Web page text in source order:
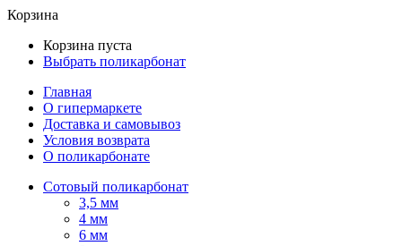
Корзина
Корзина пуста
Выбрать поликарбонат
Главная
О гипермаркете
Доставка и самовывоз
Условия возврата
О поликарбонате
Сотовый поликарбонат
3,5 мм
4 мм
6 мм